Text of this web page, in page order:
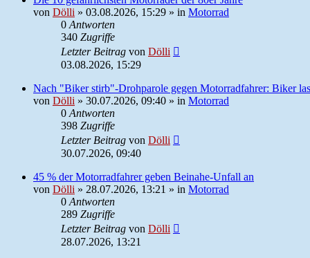
von Dölli » 03.08.2026, 15:29 » in Motorrad
0 Antworten
340 Zugriffe
Letzter Beitrag von Dölli
03.08.2026, 15:29
Nach "Biker stirb"-Drohparole gegen Motorradfahrer: Biker
von Dölli » 30.07.2026, 09:40 » in Motorrad
0 Antworten
398 Zugriffe
Letzter Beitrag von Dölli
30.07.2026, 09:40
45 % der Motorradfahrer geben Beinahe-Unfall an
von Dölli » 28.07.2026, 13:21 » in Motorrad
0 Antworten
289 Zugriffe
Letzter Beitrag von Dölli
28.07.2026, 13:21